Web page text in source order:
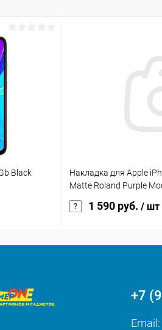
Black
Накладка для Apple
Matte Roland Purple
1 590 руб. / шт
+7
Email: